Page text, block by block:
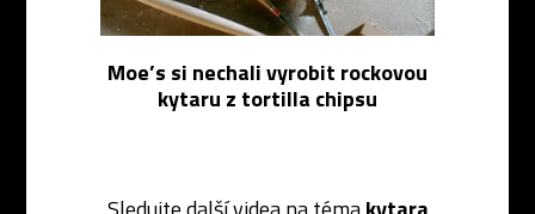
Moe’s si nechali vyrobit rockovou
kytaru z tortilla chipsu